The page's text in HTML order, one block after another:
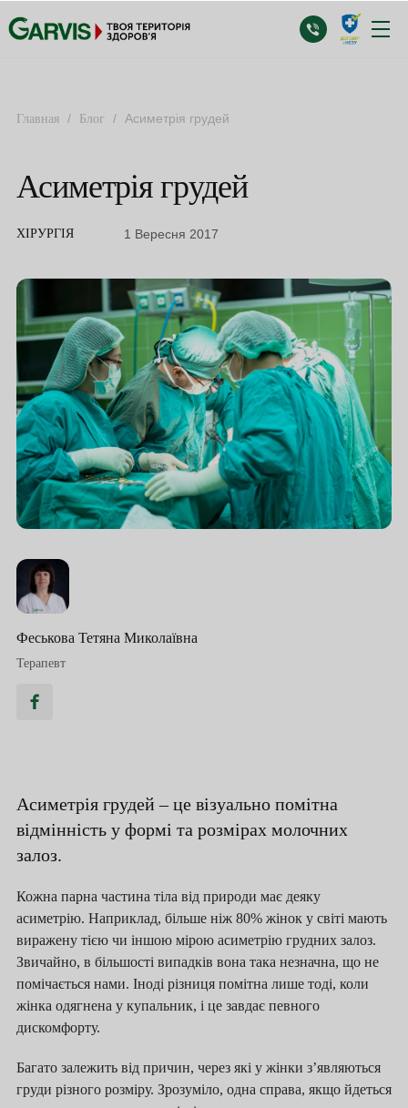
Главная / Блог / Асиметрія грудей
Асиметрія грудей
ХІРУРГІЯ 1 Вересня 2017
Феськова Тетяна Миколаївна
Терапевт
Асиметрія грудей – це візуально помітна
відмінність у формі та розмірах молочних
залоз.
Кожна парна частина тіла від природи має деяку
асиметрію. Наприклад, більше ніж 80% жінок у світі мають
виражену тією чи іншою мірою асиметрію грудних залоз.
Звичайно, в більшості випадків вона така незначна, що не
помічається нами. Іноді різниця помітна лише тоді, коли
жінка одягнена у купальник, і це завдає певного
дискомфорту.
Багато залежить від причин, через які у жінки з’являються
груди різного розміру. Зрозуміло, одна справа, якщо йдеться